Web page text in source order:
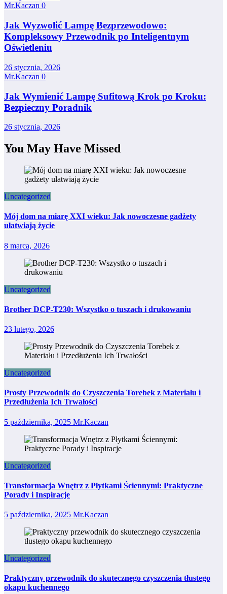
Mr.Kaczan 0
Jak Wyzwolić Lampę Bezprzewodowo:
Kompleksowy Przewodnik po Inteligentnym
Oświetleniu
26 stycznia, 2026
Mr.Kaczan 0
Jak Wymienić Lampę Sufitową Krok po Kroku:
Bezpieczny Poradnik
26 stycznia, 2026
You May Have Missed
Uncategorized
Mój dom na miarę XXI wieku: Jak nowoczesne gadżety
ułatwiają życie
8 marca, 2026
Uncategorized
Brother DCP-T230: Wszystko o tuszach i drukowaniu
23 lutego, 2026
Uncategorized
Prosty Przewodnik do Czyszczenia Torebek z Materiału i
Przedłużenia Ich Trwałości
5 października, 2025 Mr.Kaczan
Uncategorized
Transformacja Wnętrz z Płytkami Ściennymi: Praktyczne
Porady i Inspiracje
5 października, 2025 Mr.Kaczan
Uncategorized
Praktyczny przewodnik do skutecznego czyszczenia tłustego
okapu kuchennego